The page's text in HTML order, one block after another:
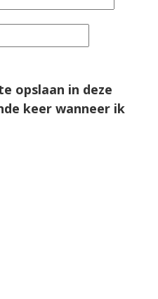
opslaan in deze
keer wanneer ik